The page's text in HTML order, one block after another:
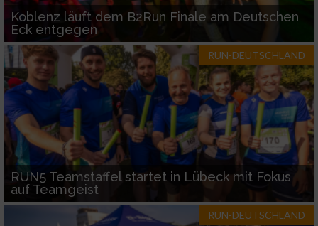
Koblenz läuft dem B2Run Finale am Deutschen
Eck entgegen
RUN-DEUTSCHLAND
RUN5 Teamstaffel startet in Lübeck mit Fokus
auf Teamgeist
RUN-DEUTSCHLAND